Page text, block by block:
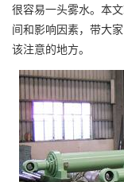
很容易一头雾水。本
间和影响因素，带大
该注意的地方。